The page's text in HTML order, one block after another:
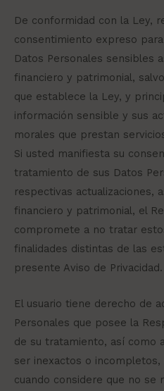
De conformidad con la Ley,
consentimiento expreso
Datos Personales sensibles
financiero y patrimonial,
que establece la Ley, y
información sensible y sus
morales que prestan
Si usted manifiesta su
tratamiento de sus Datos
respectivas actualizaciones,
financiero y patrimonial, el
compromete a no tratar
finalidades distintas de las
presente Aviso de Privacidad.
El usuario tiene derecho de
Personales que posee la
de su tratamiento, así como
ser inexactos o incompletos,
cuando considere que no se